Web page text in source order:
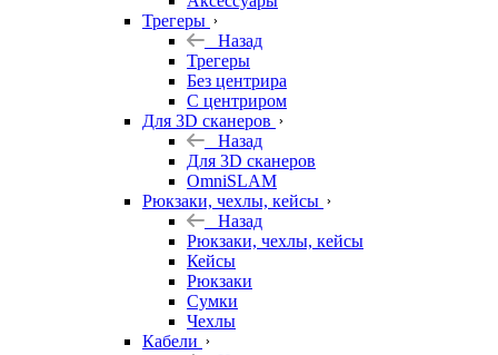
Трегеры
Назад
Трегеры
Без центрира
С центриром
Для 3D сканеров
Назад
Для 3D сканеров
OmniSLAM
Рюкзаки, чехлы, кейсы
Назад
Рюкзаки, чехлы, кейсы
Кейсы
Рюкзаки
Сумки
Чехлы
Кабели